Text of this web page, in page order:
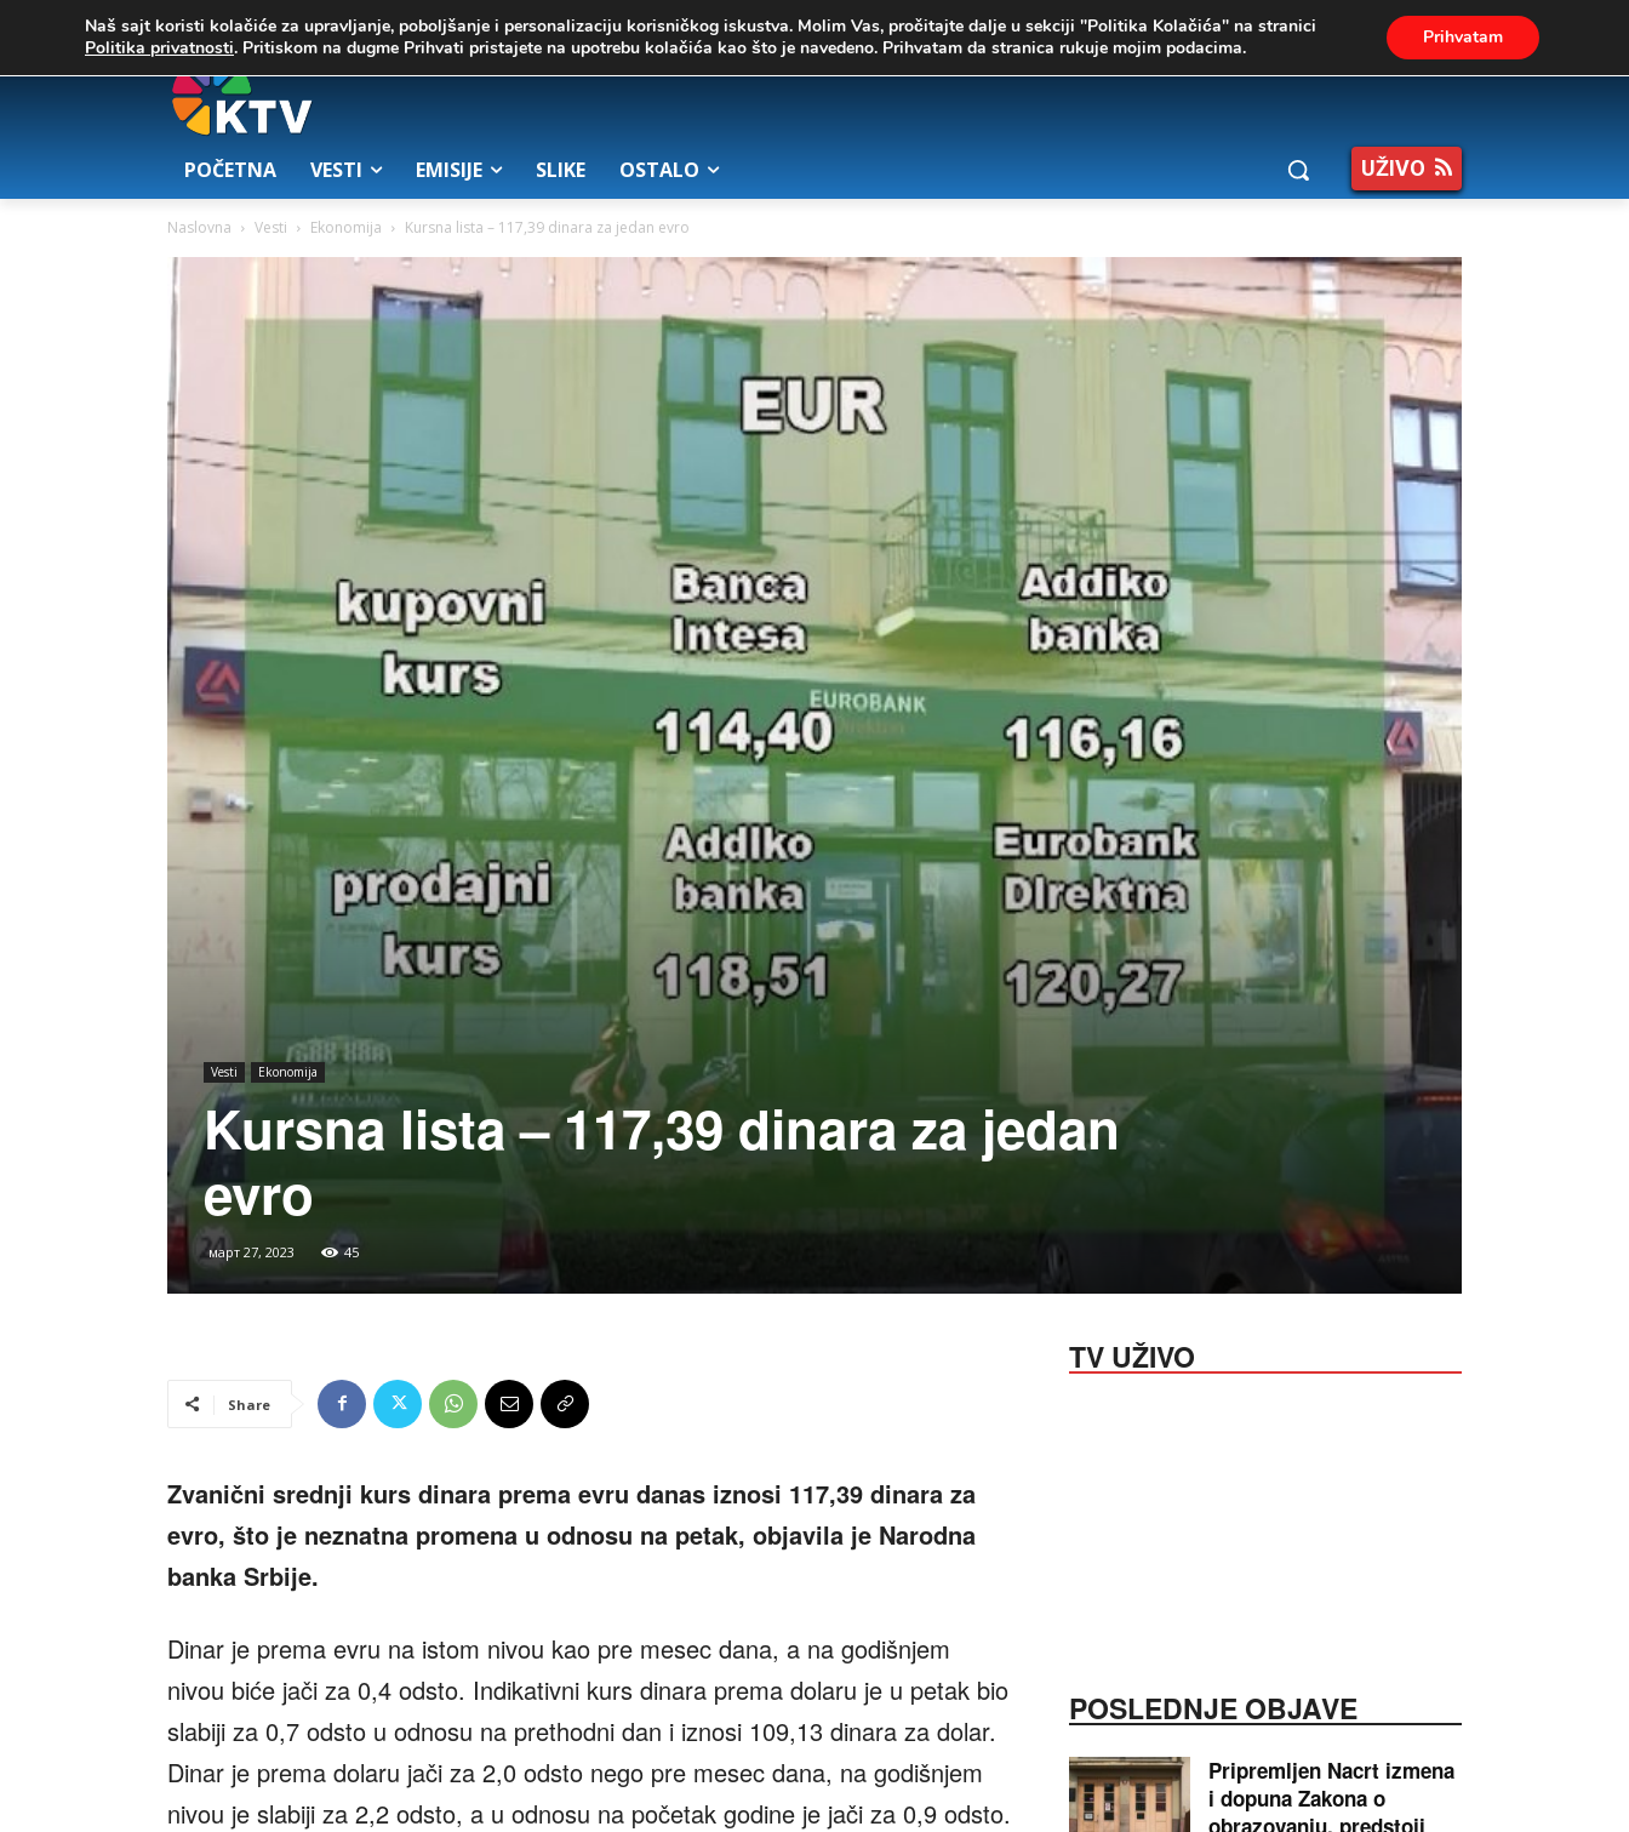
23.7 Zrenjanin 03. август 2026.
POČETNA VESTI EMISIJE SLIKE OSTALO UŽIVO
Naslovna Vesti Ekonomija Kursna lista – 117,39 dinara za jedan evro
Vesti Ekonomija
Kursna lista – 117,39 dinara za jedan
evro
март 27, 2023 45
Share
Zvanični srednji kurs dinara prema evru danas iznosi 117,39 dinara za
evro, što je neznatna promena u odnosu na petak, objavila je Narodna
banka Srbije.
Dinar je prema evru na istom nivou kao pre mesec dana, a na godišnjem
nivou biće jači za 0,4 odsto. Indikativni kurs dinara prema dolaru je u petak bio
slabiji za 0,7 odsto u odnosu na prethodni dan i iznosi 109,13 dinara za dolar.
Dinar je prema dolaru jači za 2,0 odsto nego pre mesec dana, na godišnjem
nivou je slabiji za 2,2 odsto, a u odnosu na početak godine je jači za 0,9 odsto.
TV UŽIVO
POSLEDNJE OBJAVE
Pripremljen Nacrt izmena
i dopuna Zakona o
obrazovanju, predstoji
Naš sajt koristi kolačiće za upravljanje, poboljšanje i personalizaciju korisničkog iskustva. Molim Vas, pročitajte dalje u sekciji "Politika Kolačića" na stranici
Politika privatnosti. Pritiskom na dugme Prihvati pristajete na upotrebu kolačića kao što je navedeno. Prihvatam da stranica rukuje mojim podacima. Prihvatam